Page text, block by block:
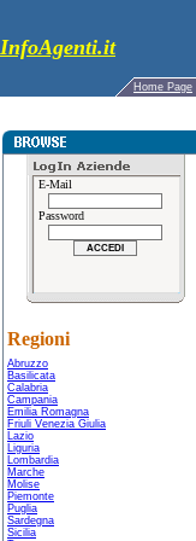
InfoAgenti.it
Home Page
E-Mail
Password
Regioni
Abruzzo
Basilicata
Calabria
Campania
Emilia Romagna
Friuli Venezia Giulia
Lazio
Liguria
Lombardia
Marche
Molise
Piemonte
Puglia
Sardegna
Sicilia